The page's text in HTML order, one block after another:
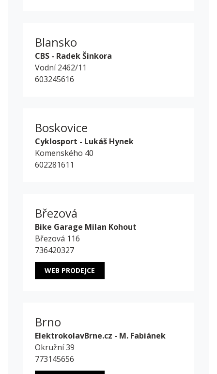
Blansko
CBS - Radek Šinkora
Vodní 2462/11
603245616
Boskovice
Cyklosport - Lukáš Hynek
Komenského 40
602281611
Březová
Bike Garage Milan Kohout
Březová 116
736420327
WEB PRODEJCE
Brno
ElektrokolavBrne.cz - M. Fabiánek
Okružní 39
773145656